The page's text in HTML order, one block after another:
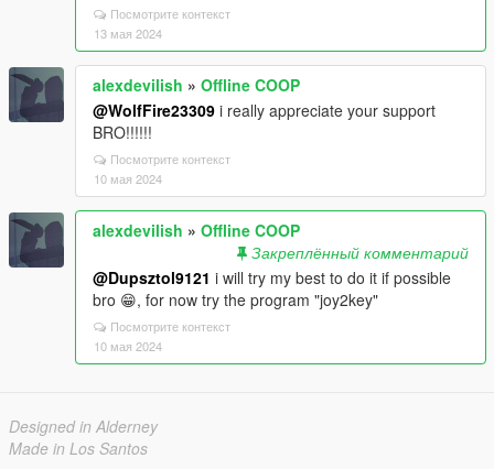
Посмотрите контекст
13 мая 2024
alexdevilish » Offline COOP
@WolfFire23309 i really appreciate your support
BRO!!!!!!
Посмотрите контекст
10 мая 2024
alexdevilish » Offline COOP
Закреплённый комментарий
@Dupsztol9121 i will try my best to do it if possible
bro 😁, for now try the program "joy2key"
Посмотрите контекст
10 мая 2024
Designed in Alderney
Made in Los Santos